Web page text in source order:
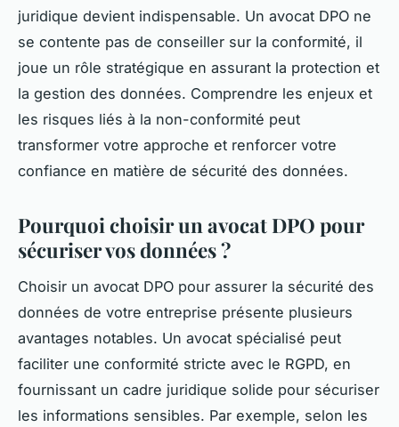
juridique devient indispensable. Un avocat DPO ne
se contente pas de conseiller sur la conformité, il
joue un rôle stratégique en assurant la protection et
la gestion des données. Comprendre les enjeux et
les risques liés à la non-conformité peut
transformer votre approche et renforcer votre
confiance en matière de sécurité des données.
Pourquoi choisir un avocat DPO pour
sécuriser vos données ?
Choisir un avocat DPO pour assurer la sécurité des
données de votre entreprise présente plusieurs
avantages notables. Un avocat spécialisé peut
faciliter une conformité stricte avec le RGPD, en
fournissant un cadre juridique solide pour sécuriser
les informations sensibles. Par exemple, selon les